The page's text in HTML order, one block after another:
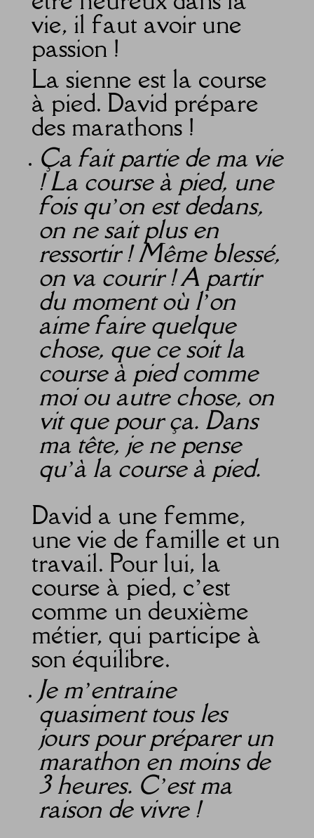
vie, il faut avoir une
passion !
La sienne est la course
à pied. David prépare
des marathons !
Ça fait partie de ma vie
! La course à pied, une
fois qu’on est dedans,
on ne sait plus en
ressortir ! Même blessé,
on va courir ! A partir
du moment où l’on
aime faire quelque
chose, que ce soit la
course à pied comme
moi ou autre chose, on
vit que pour ça. Dans
ma tête, je ne pense
qu’à la course à pied.
David a une femme,
une vie de famille et un
travail. Pour lui, la
course à pied, c’est
comme un deuxième
métier, qui participe à
son équilibre.
Je m’entraine
quasiment tous les
jours pour préparer un
marathon en moins de
3 heures. C’est ma
raison de vivre !